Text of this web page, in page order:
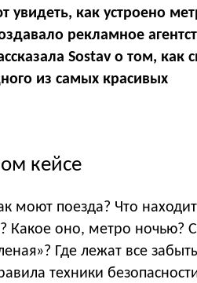
как устроено
рекламное
Sostav о том, как
из самых красивых
кейсе
моют поезда? Что
Какое оно, метро ночью?
Где лежат все
техники